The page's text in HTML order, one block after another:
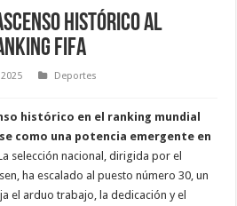
Histórico al
FIFA
Deportes
histórico en el ranking mundial
como una potencia emergente en
selección nacional, dirigida por el
ha escalado al puesto número 30, un
el arduo trabajo, la dedicación y el